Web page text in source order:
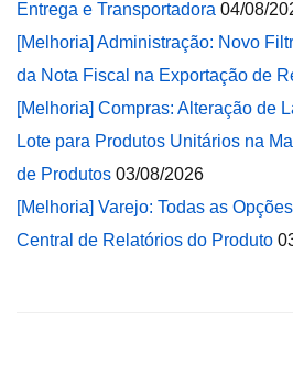
Entrega e Transportadora 04/08/
[Melhoria] Administração: Novo
da Nota Fiscal na Exportação de
[Melhoria] Compras: Alteração de
Lote para Produtos Unitários na
de Produtos 03/08/2026
[Melhoria] Varejo: Todas as
Central de Relatórios do Produto